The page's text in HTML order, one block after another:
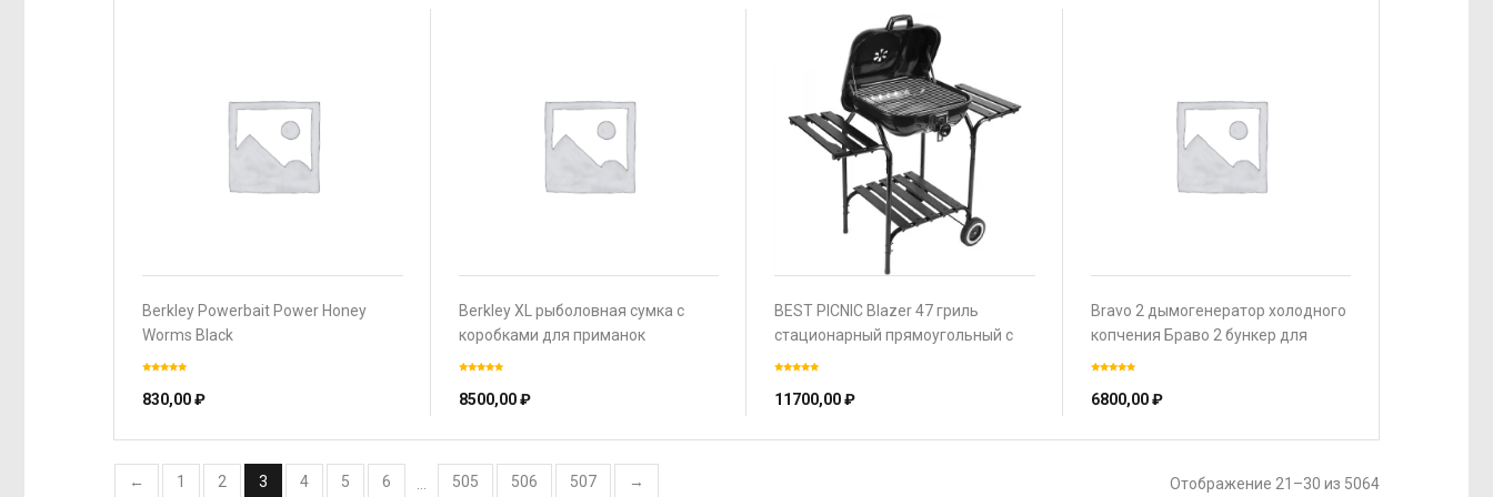
Berkley Powerbait Power Honey
Worms Black
830,00₽
Berkley XL рыболовная сумка с
коробками для приманок
8500,00₽
BEST PICNIC Blazer 47 гриль
стационарный прямоугольный с
полками и регулировкой высоты
11700,00₽
Bravo 2 дымогенератор холодного
копчения Браво 2 бункер для
щепы 3.5 л
6800,00₽
← 1 2 3 4 5 6 505 506 507 → Отображение 21–30 из 5064